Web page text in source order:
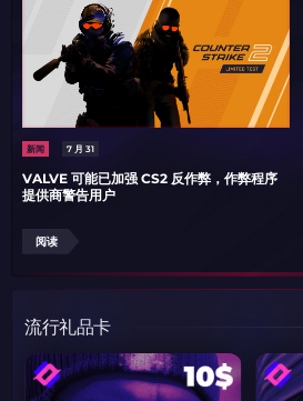
新闻 7 月 31
VALVE 可能已加强 CS2 反作弊，作弊程序
提供商警告用户
阅读
流行礼品卡